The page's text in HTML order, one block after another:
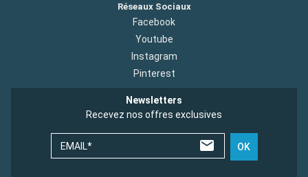
Réseaux Sociaux
Facebook
Youtube
Instagram
Pinterest
Newsletters
Recevez nos offres exclusives
EMAIL* OK